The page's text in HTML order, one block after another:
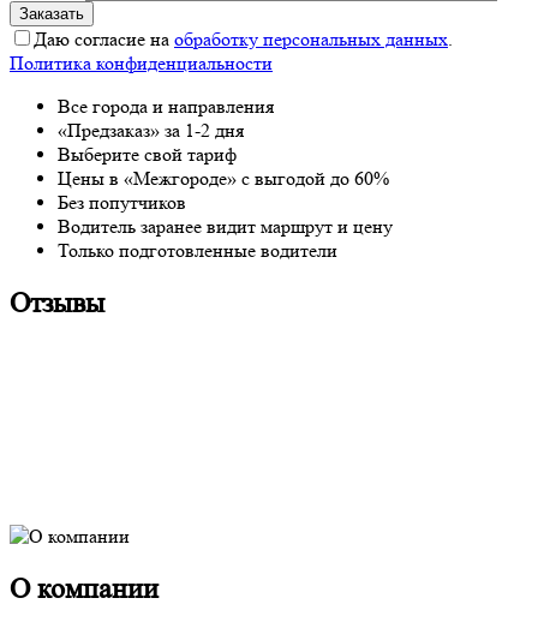
Даю согласие на обработку персональных данных.
Политика конфиденциальности
Все города и направления
«Предзаказ» за 1-2 дня
Выберите свой тариф
Цены в «Межгороде» с выгодой до 60%
Без попутчиков
Водитель заранее видит маршрут и цену
Только подготовленные водители
Отзывы
О компании